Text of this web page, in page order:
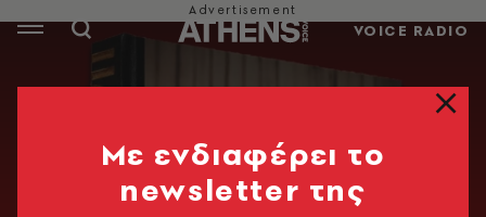
VOICE RADIO
Mε ενδιαφέρει το
newsletter της